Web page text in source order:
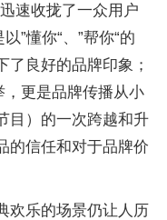
速收拢了一众用户
”懂你“、”帮你“的
了良好的品牌印象；
，更是品牌传播从小
目）的一次跨越和升
的信任和对于品牌价
欢乐的场景仍让人历